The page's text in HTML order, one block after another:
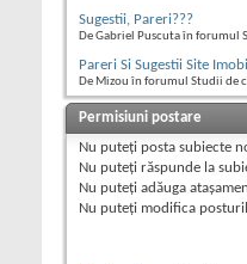
Sugestii, Pareri???
De Gabriel Puscuta în forumul
Pareri Si Sugestii Site
De Mizou în forumul Studii de
Permisiuni postare
Nu puteţi posta subiecte
Nu puteţi răspunde la
Nu puteţi adăuga
Nu puteţi modifica